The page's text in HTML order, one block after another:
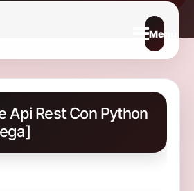
Abrir
Api Rest Con Python